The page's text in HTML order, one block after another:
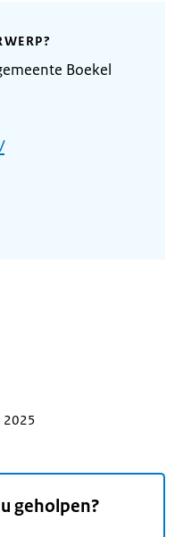
Boekel
2025
geholpen?